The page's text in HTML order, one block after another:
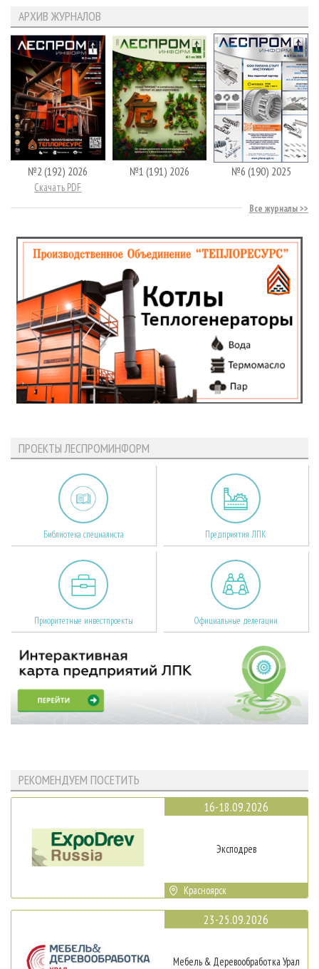
АРХИВ ЖУРНАЛОВ
№2 (192) 2026
Скачать PDF
№1 (191) 2026 №6 (190) 2025
Все журналы
ПРОЕКТЫ ЛЕСПРОМИНФОРМ
Библиотека специалиста Предприятия ЛПК
Приоритетные инвестпроекты Официальные делегации
РЕКОМЕНДУЕМ ПОСЕТИТЬ
16-18.09.2026
Эксподрев
Красноярск
23-25.09.2026
Мебель & Деревообработка Урал